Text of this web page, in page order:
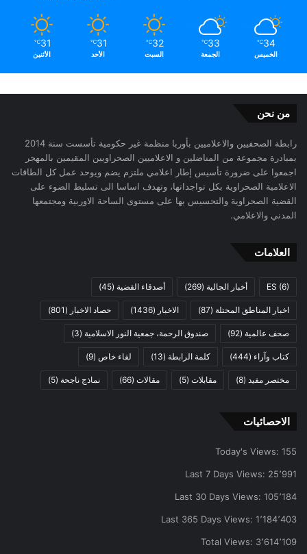
34
℃
الخميس
33
℃
الجمعة
32
℃
السبت
31
℃
الأحد
31
℃
الأثنين
من نحن
رابطة الصحفيين والاعلاميين بأوربا منظمة غير حكومية تأسست سنة 2014
بمبادرة مجموعة من المناضلين و الاعلاميين الصحراويين المقيمين بالمهجر
اجمعوا على ضرورة تأسيس إطار اعلامي ملتزم يضم ويوحد عمل كل الطاقات
الاعلامية الصحراوية بكل تواجداتها، وتهدف اساسا الى تسليط الضوء على
القضية الصحراوية والتحسيس بها على مستوى الساحة الاوربية ومجتمعها
المدني والاعلامي.
العلامات
ES (6) أخبار الجالية (269) أصدقاء القضية (45)
اخبار المناطق المحتلة (87) الاخبار (1436) حصاد الاخبار (801)
صحف عالمية (92) صندوق الرحمة، جمعية النور الاسلامية (3)
كتاب وآراء (444) كلمة الرابطة (13) لقاء خاص (9)
مختصر مفيد (8) مقابلات (5) مقالات (66) نماذج ناجحة (5)
الاحصائيات
Today's Views: 155
Last 7 Days Views: 25٬991
Last 30 Days Views: 105٬184
Last 365 Days Views: 1٬184٬403
Total Views: 3٬614٬109